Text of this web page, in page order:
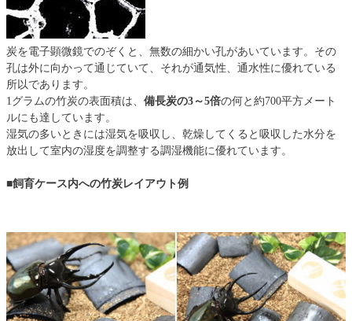
炭を電子顕微鏡でのぞくと、無数の細かい孔があいています。その
孔は外に向かって通じていて、それが通気性、通水性に優れている
所以であります。
1グラムの竹炭の表面積は、 備長炭の3～5倍の何と約700平方メート
ルにも達しています。
湿気の多いときには湿気を吸収し、乾燥してくると吸収した水分を
放出して室内の湿度を調整する調湿機能に優れています。
■飼育ケース内への竹炭レイアウト例